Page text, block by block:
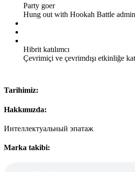
Party goer
Hung out with Hookah Battle
Hibrit katılımcı
Çevrimiçi ve çevrimdışı etkinliğe
Tarihimiz:
Hakkımızda:
Интеллектуальный эпатаж
Marka takibi: